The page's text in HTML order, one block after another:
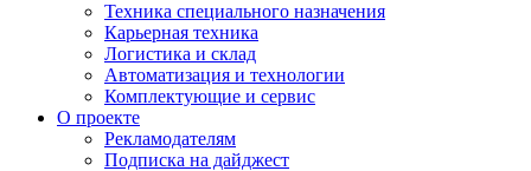
Техника специального назначения
Карьерная техника
Логистика и склад
Автоматизация и технологии
Комплектующие и сервис
О проекте
Рекламодателям
Подписка на дайджест